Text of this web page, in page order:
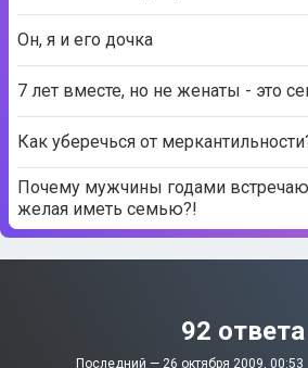
Он, я и его дочка
7 лет вместе, но не женаты - это
Как уберечься от
Почему мужчины годами
желая иметь семью?!
92 ответа
Последний — 26 октября 2009, 00:53